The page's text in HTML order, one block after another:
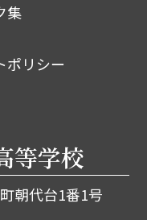
集
ポリシー
等学校
朝代台1番1号